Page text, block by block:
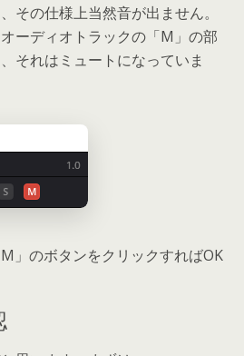
その仕様上当然音が出ません。
ーディオトラックの「M」の部
それはミュートになっていま
」のボタンをクリックすればOK